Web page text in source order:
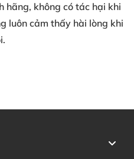
hãng, không có tác hại khi
luôn cảm thấy hài lòng khi